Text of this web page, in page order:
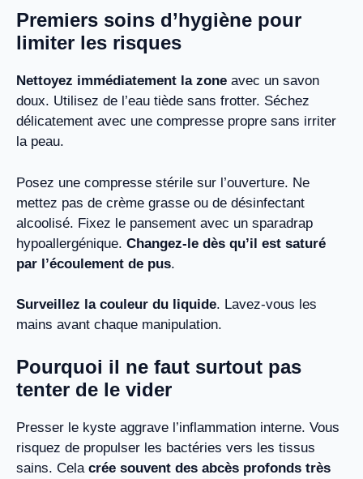
Premiers soins d’hygiène pour
limiter les risques
Nettoyez immédiatement la zone avec un savon
doux. Utilisez de l’eau tiède sans frotter. Séchez
délicatement avec une compresse propre sans irriter
la peau.
Posez une compresse stérile sur l’ouverture. Ne
mettez pas de crème grasse ou de désinfectant
alcoolisé. Fixez le pansement avec un sparadrap
hypoallergénique. Changez-le dès qu’il est saturé
par l’écoulement de pus.
Surveillez la couleur du liquide. Lavez-vous les
mains avant chaque manipulation.
Pourquoi il ne faut surtout pas
tenter de le vider
Presser le kyste aggrave l’inflammation interne. Vous
risquez de propulser les bactéries vers les tissus
sains. Cela crée souvent des abcès profonds très